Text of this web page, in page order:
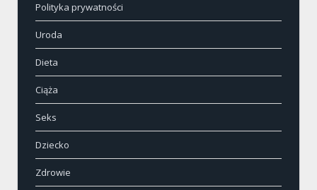
Polityka prywatności
Uroda
Dieta
Ciąża
Seks
Dziecko
Zdrowie